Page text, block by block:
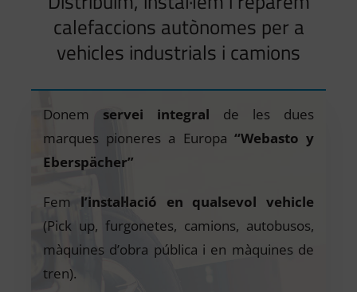
calefaccions autònomes per a
vehicles industrials i camions
Donem servei integral de les dues
marques pioneres a Europa “Webasto y
Eberspächer”
Fem l’instal·lació en qualsevol vehicle
(Pick up, furgonetes, camions, autobusos,
màquines d’obra pública i en màquines de
tren).